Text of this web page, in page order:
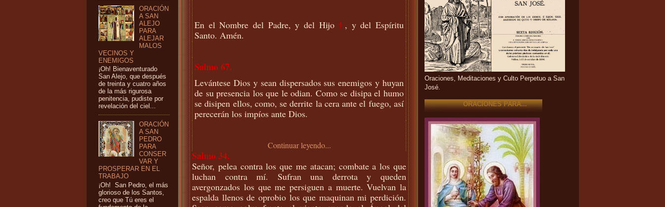
ORACIÓN
A SAN
ALEJO
PARA
ALEJAR
MALOS
VECINOS Y
ENEMIGOS
¡Oh! Bienaventurado
San Alejo, que después
de treinta y cuatro años
de la más rigurosa
penitencia, pudiste por
revelación del ciel...
ORACIÓN
A SAN
PEDRO
PARA
CONSER
VAR Y
PROSPERAR EN EL
TRABAJO
¡Oh! San Pedro, el más
glorioso de los Santos,
creo que Tú eres el
En el Nombre del Padre, y del Hijo † , y del Espíritu
Santo. Amén.
Salmo 67.
Levántese Dios y sean dispersados sus enemigos y huyan
de su presencia los que le odian. Como se disipa el humo
se disipen ellos, como, se derrite la cera ante el fuego, así
perecerán los impíos ante Dios.
Continuar leyendo...
Salmo 34.
Señor, pelea contra los que me atacan; combate a los que
luchan contra mí. Sufran una derrota y queden
avergonzados los que me persiguen a muerte. Vuelvan la
espalda llenos de oprobio los que maquinan mi perdición.
Oraciones, Meditaciones y Culto Perpetuo a San
José.
ORACIONES PARA...